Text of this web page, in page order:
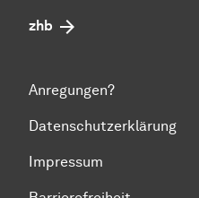
zhb
Anregungen?
Datenschutzerklärung
Impressum